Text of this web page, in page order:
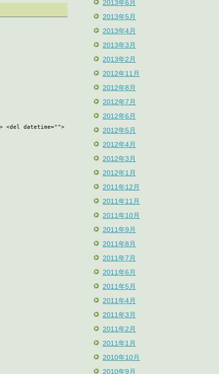
<del datetime="">
2013年6月
2013年5月
2013年4月
2013年3月
2013年2月
2012年11月
2012年8月
2012年7月
2012年6月
2012年5月
2012年4月
2012年3月
2012年1月
2011年12月
2011年11月
2011年10月
2011年9月
2011年8月
2011年7月
2011年6月
2011年5月
2011年4月
2011年3月
2011年2月
2011年1月
2010年10月
2010年9月